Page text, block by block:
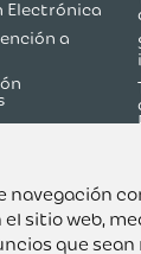
navegación
sitio web,
que sean
Electrónica
a